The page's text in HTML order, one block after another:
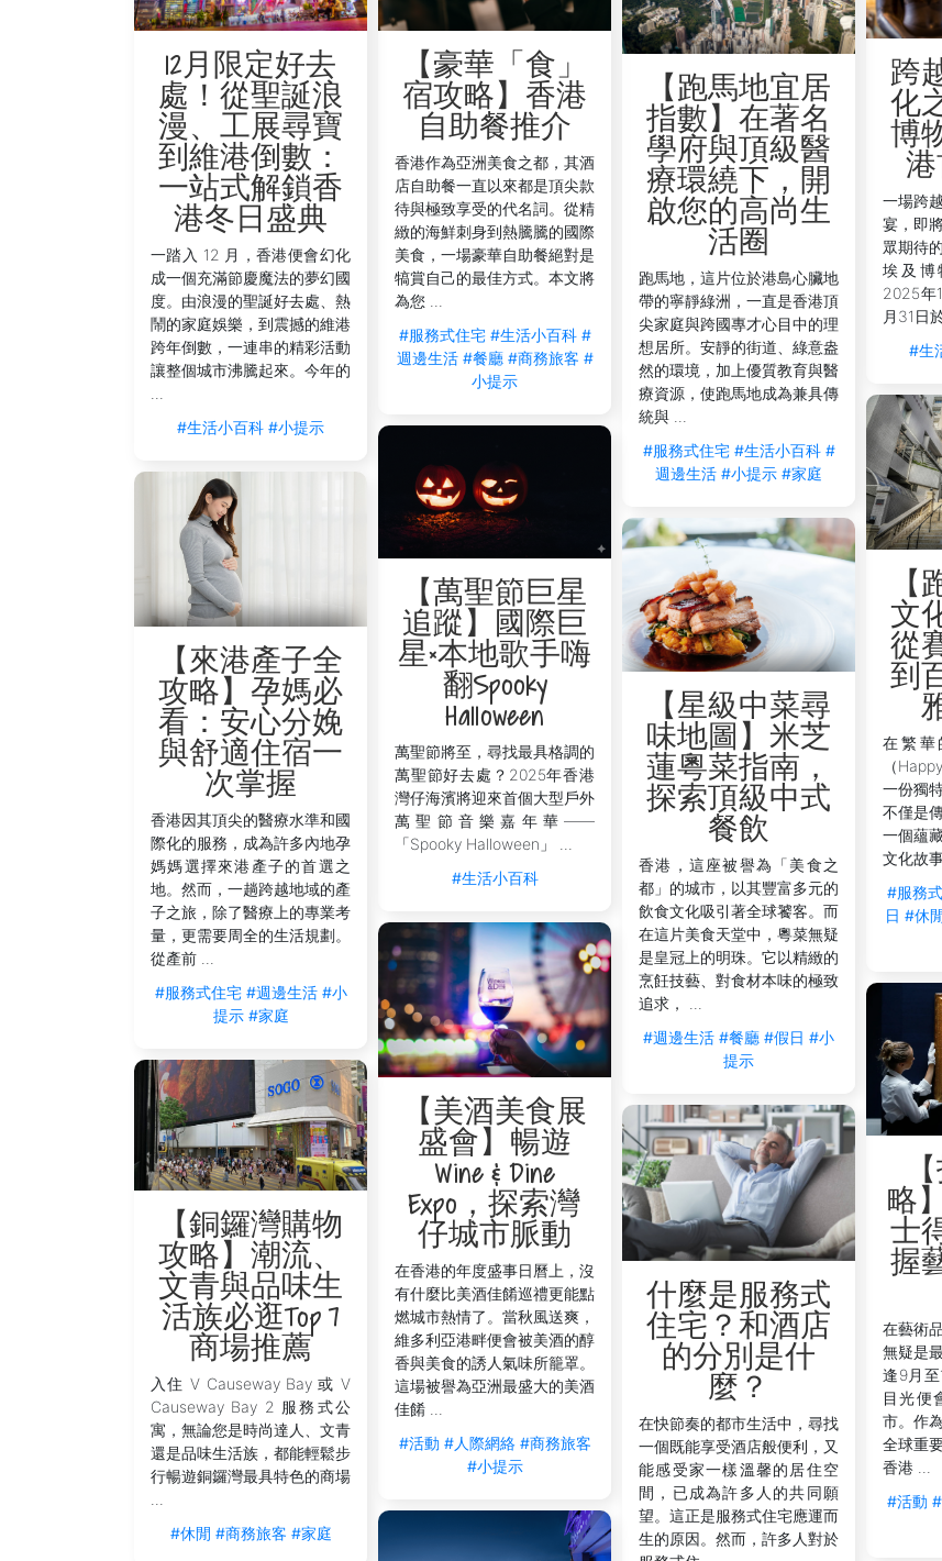
【豪華「食」
宿攻略】香港
自助餐推介
香港作為亞洲美食之都，其酒
店自助餐一直以來都是頂尖款
待與極致享受的代名詞。從精
緻的海鮮刺身到熱騰騰的國際
美食，一場豪華自助餐絕對是
犒賞自己的最佳方式。本文將
為您 ...
#服務式住宅 #生活小百科 #
週邊生活 #餐廳 #商務旅客 #
小提示
12月限定好去
處！從聖誕浪
漫、工展尋寶
到維港倒數：
一站式解鎖香
港冬日盛典
一踏入 12 月，香港便會幻化
成一個充滿節慶魔法的夢幻國
度。由浪漫的聖誕好去處、熱
鬧的家庭娛樂，到震撼的維港
跨年倒數，一連串的精彩活動
讓整個城市沸騰起來。今年的
#生活小百科 #小提示
跨
化
博
一場跨
宴，即
眾期待
埃及博
2025年
月31日
#生
【跑馬地宜居
指數】在著名
學府與頂級醫
療環繞下，開
啟您的高尚生
活圈
跑馬地，這片位於港島心臟地
帶的寧靜綠洲，一直是香港頂
尖家庭與跨國專才心目中的理
想居所。安靜的街道、綠意盎
然的環境，加上優質教育與醫
療資源，使跑馬地成為兼具傳
統與 ...
#服務式住宅 #生活小百科 #
週邊生活 #小提示 #家庭
【
文
從
到
在繁華
（
一份獨
不僅是
一個蘊
文化故
#服務
日 #休
【萬聖節巨星
追蹤】國際巨
星×本地歌手嗨
翻Spooky
Halloween
萬聖節將至，尋找最具格調的
萬聖節好去處？2025年香港
灣仔海濱將迎來首個大型戶外
萬聖節音樂嘉年華——
「Spooky Halloween」 ...
#生活小百科
【來港產子全
攻略】孕媽必
看：安心分娩
與舒適住宿一
次掌握
香港因其頂尖的醫療水準和國
際化的服務，成為許多內地孕
媽媽選擇來港產子的首選之
地。然而，一趟跨越地域的產
子之旅，除了醫療上的專業考
量，更需要周全的生活規劃。
從產前 ...
#服務式住宅 #週邊生活 #小
提示 #家庭
【星級中菜尋
味地圖】米芝
蓮粵菜指南，
探索頂級中式
餐飲
香港，這座被譽為「美食之
都」的城市，以其豐富多元的
飲食文化吸引著全球饕客。而
在這片美食天堂中，粵菜無疑
是皇冠上的明珠。它以精緻的
烹飪技藝、對食材本味的極致
追求， ...
#週邊生活 #餐廳 #假日 #小
提示
【美酒美食展
盛會】暢遊
Wine & Dine
Expo，探索灣
仔城市脈動
在香港的年度盛事日曆上，沒
有什麼比美酒佳餚巡禮更能點
燃城市熱情了。當秋風送爽，
維多利亞港畔便會被美酒的醇
香與美食的誘人氣味所籠罩。
這場被譽為亞洲最盛大的美酒
佳餚 ...
#活動 #人際網絡 #商務旅客
#小提示
略
士
握
在藝術
無疑是
逢9月
目光便
市。作
全球重
香港 ...
#活動
【銅鑼灣購物
攻略】潮流、
文青與品味生
活族必逛Top 7
商場推薦
入住 V Causeway Bay 或 V
Causeway Bay 2 服務式公
寓，無論您是時尚達人、文青
還是品味生活族，都能輕鬆步
行暢遊銅鑼灣最具特色的商場
#休閒 #商務旅客 #家庭
什麼是服務式
住宅？和酒店
的分別是什
麼？
在快節奏的都市生活中，尋找
一個既能享受酒店般便利，又
能感受家一樣溫馨的居住空
間，已成為許多人的共同願
望。這正是服務式住宅應運而
生的原因。然而，許多人對於